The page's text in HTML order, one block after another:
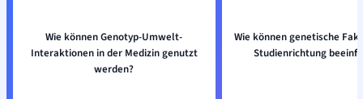
Wie können Genotyp-Umwelt-
Interaktionen in der Medizin genutzt
werden?
Wie können genetische
Studienrichtung